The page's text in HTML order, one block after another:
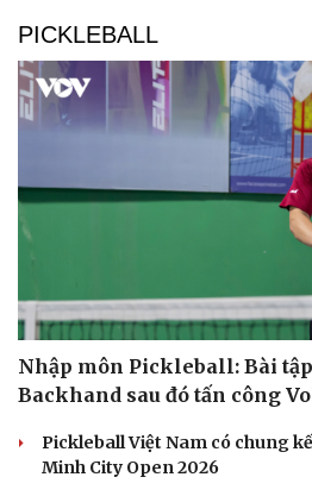
Du lịch
Tư vấn
Săn Tour
check-in
PICKLEBALL
Nhập môn Pickleball: Bài
Backhand sau đó tấn công
Pickleball Việt Nam có chung
Minh City Open 2026